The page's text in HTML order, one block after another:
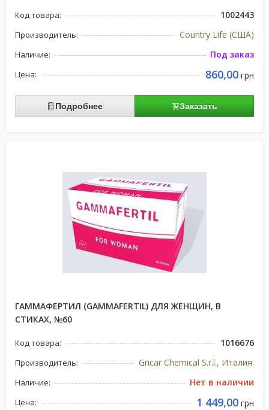
Код товара: 1002443
Производитель: Country Life (США)
Наличие: Под заказ
Цена: 860,00 грн
Подробнее Заказать
ГАММАФЕРТИЛ (GAMMAFERTIL) ДЛЯ ЖЕНЩИН, В
СТИКАХ, №60
Код товара: 1016676
Производитель: Gricar Chemical S.r.l., Италия.
Наличие: Нет в наличии
Цена: 1 449,00 грн